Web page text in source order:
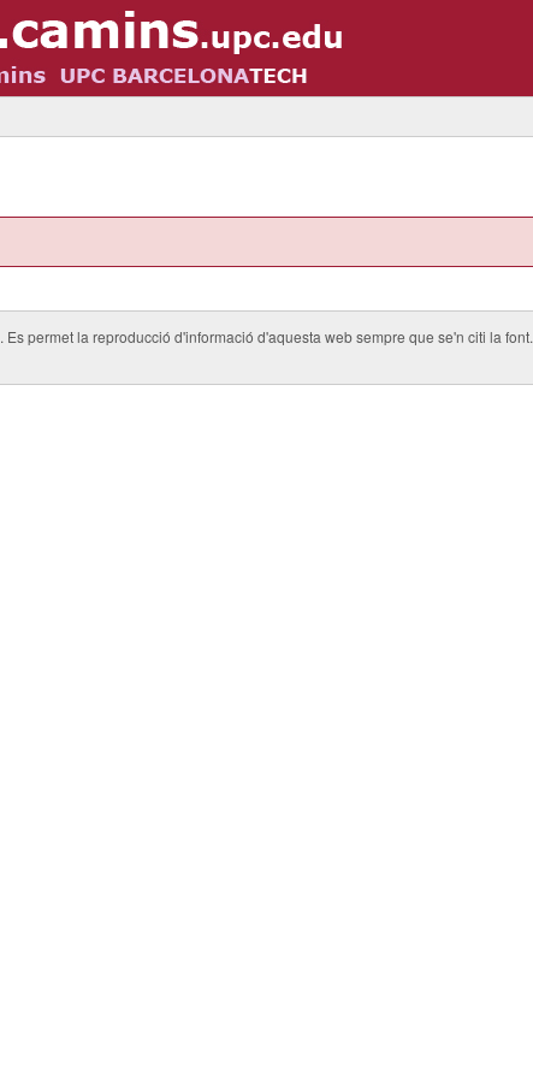
. Es permet la reproducció d'informació d'aquesta web sempre que se'n citi la font.